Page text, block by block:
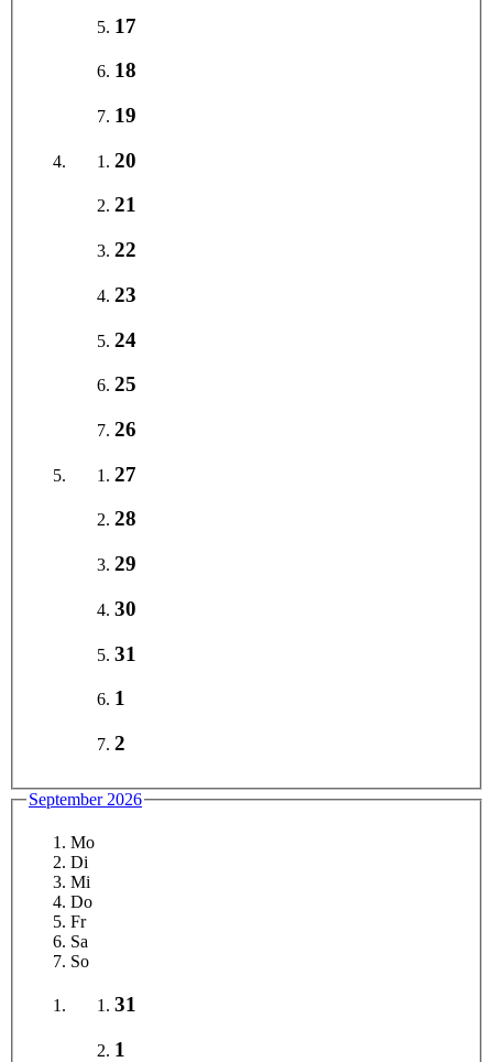
17
18
19
20
21
22
23
24
25
26
27
28
29
30
31
1
2
September 2026
Mo
Di
Mi
Do
Fr
Sa
So
31
1